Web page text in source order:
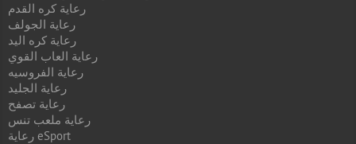
رعاية كره القدم
رعاية الجولف
رعاية كره اليد
رعاية العاب القوي
رعاية الفروسيه
رعاية الجليد
رعاية تصفح
رعاية ملعب تنس
رعاية eSport